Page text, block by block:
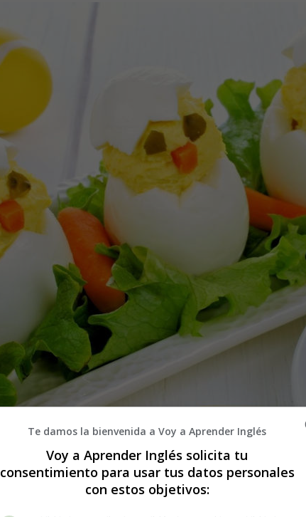
Te damos la bienvenida a Voy a Aprender Inglés
Voy a Aprender Inglés solicita tu
consentimiento para usar tus datos personales
con estos objetivos: